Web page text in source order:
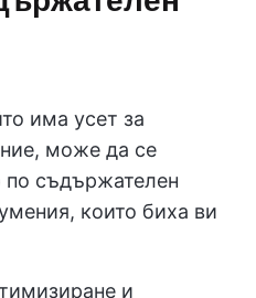
има усет за
може да се
съдържателен
които биха ви
и